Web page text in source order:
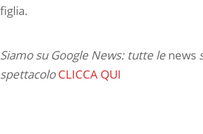
figlia.
Siamo su Google News: tutte le news
spettacoloCLICCA QUI